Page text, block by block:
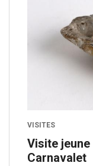
VISITES
Visite jeune
Carnavalet